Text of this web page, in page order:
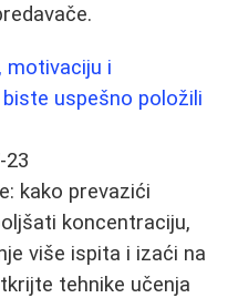
motivaciju i
uspešno položili
23
kako prevazići
koncentraciju,
više ispita i izaći na
tehnike učenja